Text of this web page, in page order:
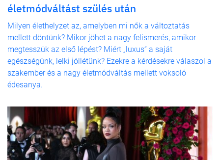
életmódváltást szülés után
Milyen élethelyzet az, amelyben mi nők a változtatás
mellett döntünk? Mikor jöhet a nagy felismerés, amikor
megtesszük az első lépést? Miért „luxus” a saját
egészségünk, lelki jóllétünk? Ezekre a kérdésekre válaszol a
szakember és a nagy életmódváltás mellett voksoló
édesanya.